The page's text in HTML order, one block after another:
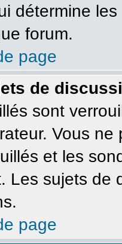
détermine
forum.
page
de
sont
Vous
et les
Les sujets de
page